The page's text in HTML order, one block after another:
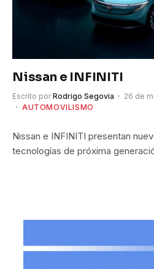
Nissan e INFINITI
Escrito por Rodrigo Segovia
26 de
AUTOMOVILISMO
Nissan e INFINITI presentan
tecnologías de próxima